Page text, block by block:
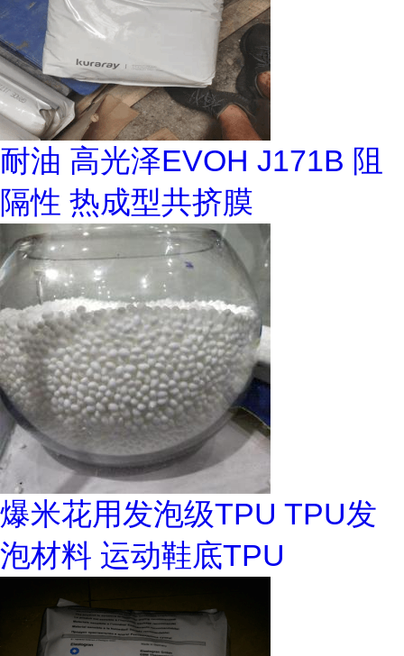
耐油 高光泽EVOH J171B 阻
隔性 热成型共挤膜
爆米花用发泡级TPU TPU发
泡材料 运动鞋底TPU